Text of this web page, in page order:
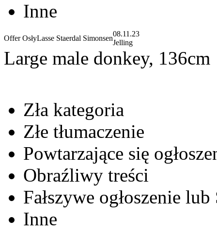
Inne
Offer OsłyLasse Staerdal Simonsen
08.11.23
Jelling
Large male donkey, 136cm
Zła kategoria
Złe tłumaczenie
Powtarzające się
Obraźliwy treści
Fałszywe ogłoszenie lub
Inne